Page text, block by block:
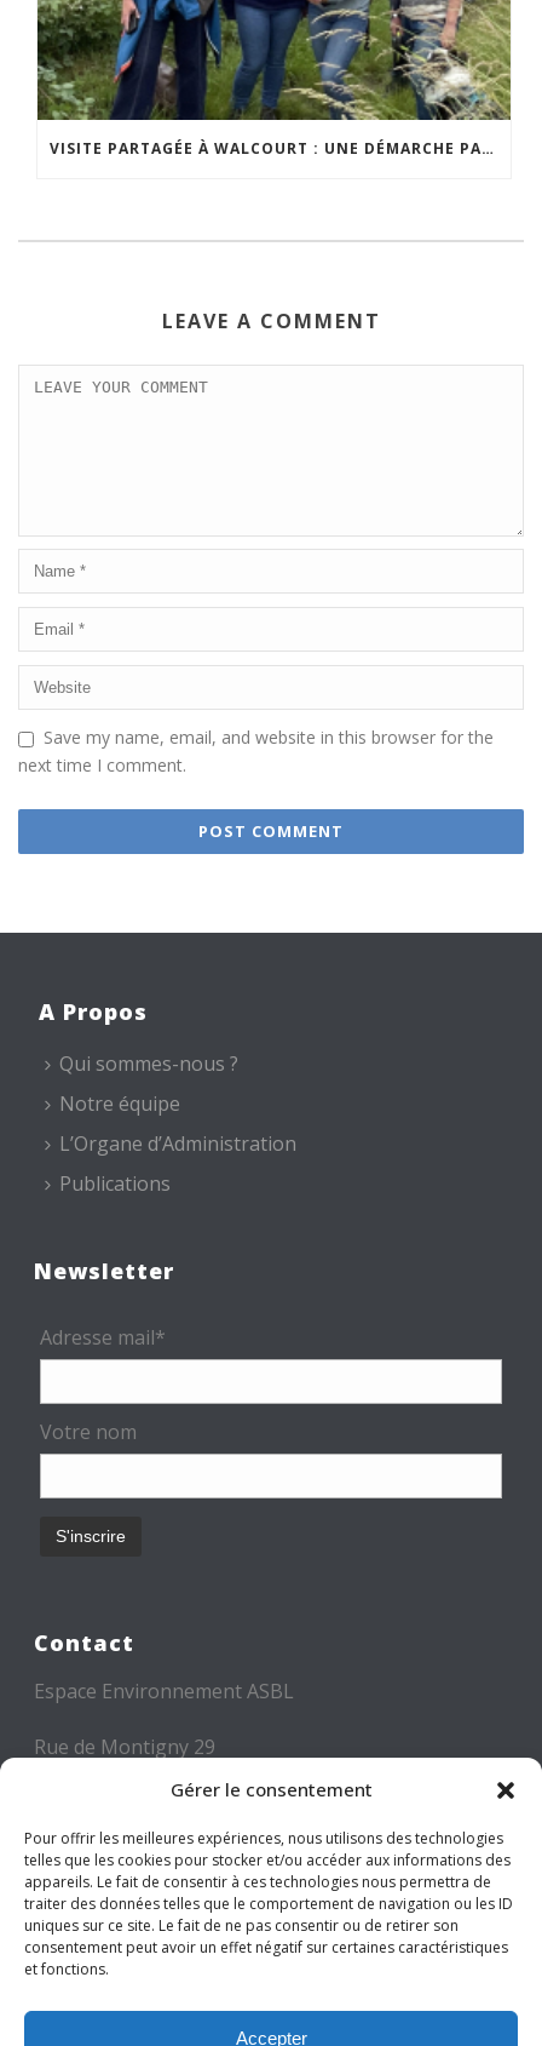
Gérer le consentement
Pour offrir les meilleures expériences, nous utilisons des technologies
telles que les cookies pour stocker et/ou accéder aux informations des
appareils. Le fait de consentir à ces technologies nous permettra de
traiter des données telles que le comportement de navigation ou les ID
uniques sur ce site. Le fait de ne pas consentir ou de retirer son
consentement peut avoir un effet négatif sur certaines caractéristiques
et fonctions.
Accepter
VISITE PARTAGÉE À WALCOURT : UNE DÉMARCHE PARTICIPATIVE ANIMÉE PAR ESPACE ENVIRONNEMENT
LEAVE A COMMENT
Save my name, email, and website in this browser for the
next time I comment.
A Propos
Qui sommes-nous ?
Notre équipe
L’Organe d’Administration
Publications
Newsletter
Adresse mail*
Votre nom
Contact
Espace Environnement ASBL
Rue de Montigny 29
6000 CHARLEROI
Tél: +32 71 300 300
Mail: info@espace-environnement.be
TVA BE 0416.116.340